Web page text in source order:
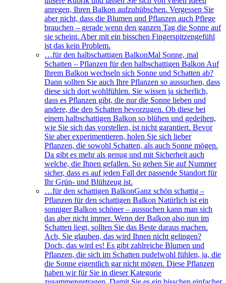
anregen, Ihren Balkon aufzuhübschen. Vergessen Sie
aber nicht, dass die Blumen und Pflanzen auch Pflege
brauchen – gerade wenn den ganzen Tag die Sonne auf
sie scheint. Aber mit ein bisschen Fingerspitzengefühl
ist das kein Problem.
…für den halbschattigen BalkonMal Sonne, mal
Schatten – Pflanzen für den halbschattigen Balkon Auf
Ihrem Balkon wechseln sich Sonne und Schatten ab?
Dann sollten Sie auch Ihre Pflanzen so aussuchen, dass
diese sich dort wohlfühlen. Sie wissen ja sicherlich,
dass es Pflanzen gibt, die nur die Sonne lieben und
andere, die den Schatten bevorzugen. Ob diese bei
einem halbschattigen Balkon so blühen und gedeihen,
wie Sie sich das vorstellen, ist nicht garantiert. Bevor
Sie aber experimentieren, holen Sie sich lieber
Pflanzen, die sowohl Schatten, als auch Sonne mögen.
Da gibt es mehr als genug und mit Sicherheit auch
welche, die Ihnen gefallen. So gehen Sie auf Nummer
sicher, dass es auf jeden Fall der passende Standort für
Ihr Grün- und Blühzeug ist.
…für den schattigen BalkonGanz schön schattig –
Pflanzen für den schattigen Balkon Natürlich ist ein
sonniger Balkon schöner – aussuchen kann man sich
das aber nicht immer. Wenn der Balkon also nun im
Schatten liegt, sollten Sie das Beste daraus machen.
Ach, Sie glauben, das wird Ihnen nicht gelingen?
Doch, das wird es! Es gibt zahlreiche Blumen und
Pflanzen, die sich im Schatten pudelwohl fühlen, ja, die
die Sonne eigentlich gar nicht mögen. Diese Pflanzen
haben wir für Sie in dieser Kategorie